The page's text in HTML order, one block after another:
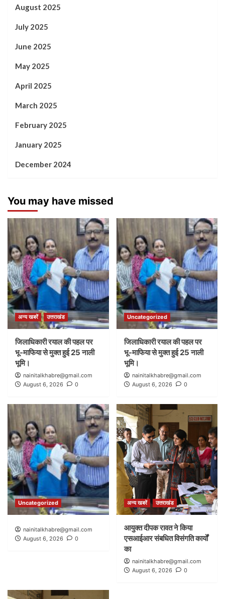
August 2025
July 2025
June 2025
May 2025
April 2025
March 2025
February 2025
January 2025
December 2024
You may have missed
अन्य खबरें उत्तराखंड
जिलाधिकारी रयाल की पहल पर
भू-माफिया से मुक्त हुई 25 नाली
भूमि।
nainitalkhabre@gmail.com
August 6, 2026
0
Uncategorized
जिलाधिकारी रयाल की पहल पर
भू-माफिया से मुक्त हुई 25 नाली
भूमि।
nainitalkhabre@gmail.com
August 6, 2026
0
Uncategorized
nainitalkhabre@gmail.com
August 6, 2026
0
अन्य खबरें उत्तराखंड
आयुक्त दीपक रावत ने किया
एसआईआर संबधित विसंगति कार्यों
का
nainitalkhabre@gmail.com
August 6, 2026
0